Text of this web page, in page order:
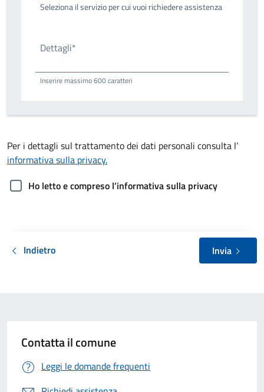
Seleziona il servizio per cui vuoi richiedere assistenza
Dettagli*
Inserire massimo 600 caratteri
Per i dettagli sul trattamento dei dati personali consulta l’
informativa sulla privacy.
Ho letto e compreso l’informativa sulla privacy
Indietro Invia
Contatta il comune
Leggi le domande frequenti